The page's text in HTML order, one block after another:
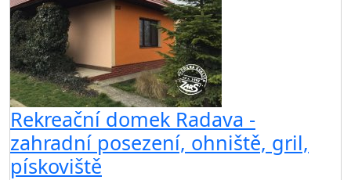
Rekreační domek Radava -
zahradní posezení, ohniště, gril,
pískoviště